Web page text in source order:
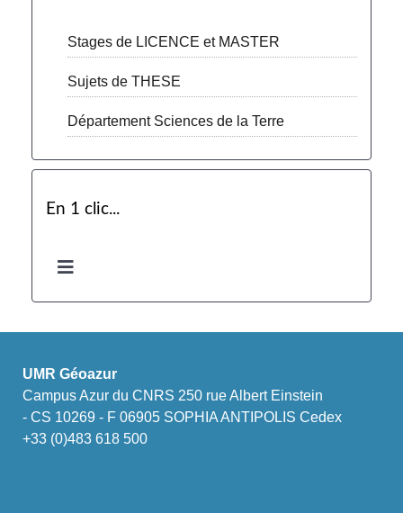
Stages de LICENCE et MASTER
Sujets de THESE
Département Sciences de la Terre
En 1 clic...
UMR Géoazur
Campus Azur du CNRS 250 rue Albert Einstein
- CS 10269 - F 06905 SOPHIA ANTIPOLIS Cedex
+33 (0)483 618 500